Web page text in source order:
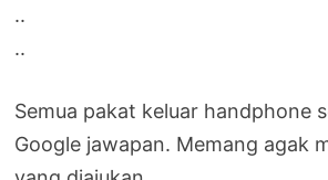
..
..
Semua pakat keluar handphone
Google jawapan. Memang agak